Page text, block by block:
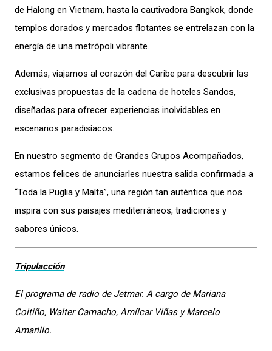
de Halong en Vietnam, hasta la cautivadora Bangkok, donde
templos dorados y mercados flotantes se entrelazan con la
energía de una metrópoli vibrante.
Además, viajamos al corazón del Caribe para descubrir las
exclusivas propuestas de la cadena de hoteles Sandos,
diseñadas para ofrecer experiencias inolvidables en
escenarios paradisíacos.
En nuestro segmento de Grandes Grupos Acompañados,
estamos felices de anunciarles nuestra salida confirmada a
“Toda la Puglia y Malta”, una región tan auténtica que nos
inspira con sus paisajes mediterráneos, tradiciones y
sabores únicos.
Tripulacción
El programa de radio de Jetmar. A cargo de Mariana
Coitiño, Walter Camacho, Amílcar Viñas y Marcelo
Amarillo.